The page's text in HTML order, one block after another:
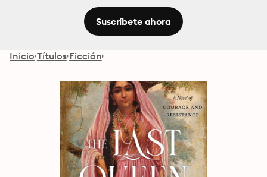
Suscríbete ahora
Inicio Títulos Ficción